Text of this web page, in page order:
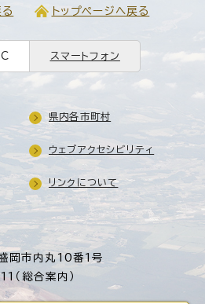
トップページへ戻る
スマートフォン
市内丸10番1号
総合案内）
県内各市町村
ウェブアクセシビリティ
リンクについて